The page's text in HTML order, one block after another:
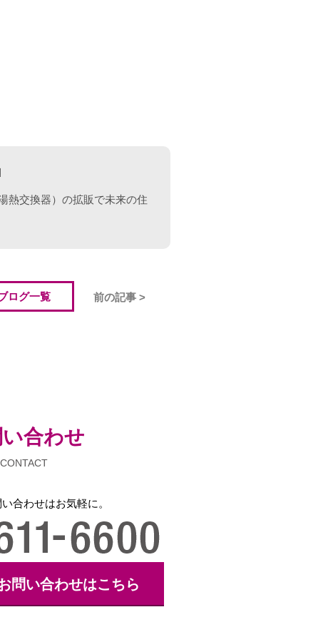
熱交換器）の拡販で未来の住
ログ一覧 前の記事 >
合わせ
CONTACT
合わせはお気軽に。
問い合わせはこちら